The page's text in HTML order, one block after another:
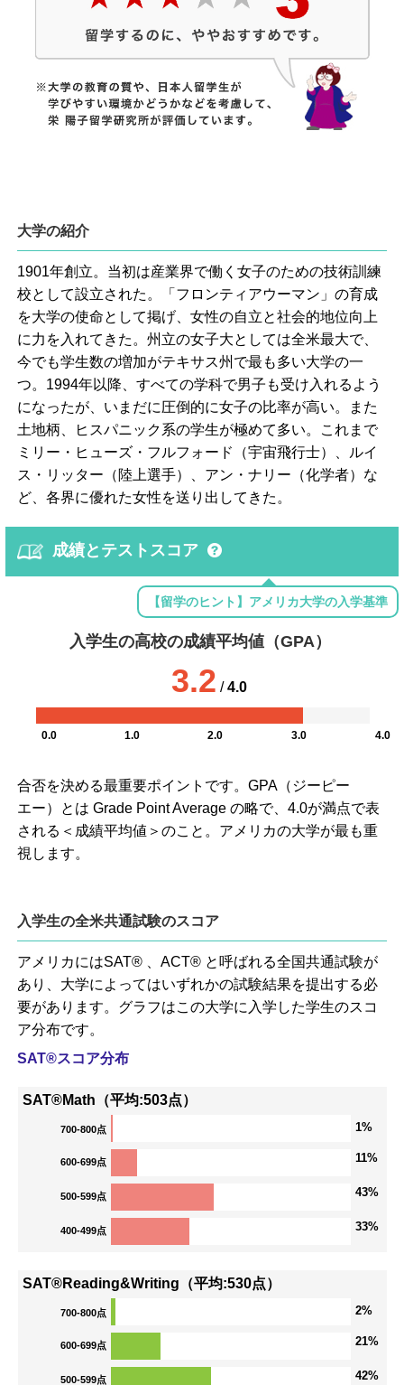
大学の紹介
1901年創立。当初は産業界で働く女子のための技術訓練
校として設立された。「フロンティアウーマン」の育成
を大学の使命として掲げ、女性の自立と社会的地位向上
に力を入れてきた。州立の女子大としては全米最大で、
今でも学生数の増加がテキサス州で最も多い大学の一
つ。1994年以降、すべての学科で男子も受け入れるよう
になったが、いまだに圧倒的に女子の比率が高い。また
土地柄、ヒスパニック系の学生が極めて多い。これまで
ミリー・ヒューズ・フルフォード（宇宙飛行士）、ルイ
ス・リッター（陸上選手）、アン・ナリー（化学者）な
ど、各界に優れた女性を送り出してきた。
成績とテストスコア
【留学のヒント】アメリカ大学の入学基準
入学生の高校の成績平均値（GPA）
3.2 /4.0
0.0 1.0 2.0 3.0 4.0
合否を決める最重要ポイントです。GPA（ジーピー
エー）とは Grade Point Average の略で、4.0が満点で表
される＜成績平均値＞のこと。アメリカの大学が最も重
視します。
入学生の全米共通試験のスコア
アメリカにはSAT® 、ACT® と呼ばれる全国共通試験が
あり、大学によってはいずれかの試験結果を提出する必
要があります。グラフはこの大学に入学した学生のスコ
ア分布です。
SAT®スコア分布
SAT®Math（平均:503点）
700-800点 1%
600-699点 11%
500-599点 43%
400-499点 33%
SAT®Reading&Writing（平均:530点）
700-800点 2%
600-699点 21%
500-599点 42%